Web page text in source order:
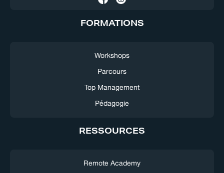
FORMATIONS
Workshops
Parcours
Top Management
Pédagogie
RESSOURCES
Remote Academy